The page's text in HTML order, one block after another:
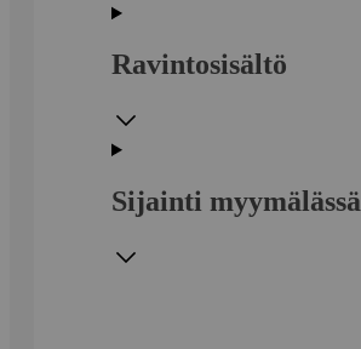
Ravintosisältö
Sijainti myymälässä